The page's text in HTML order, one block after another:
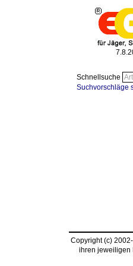
Schnellsuche
Suchvorschläge
Copyright (c)
ihren jeweiligen